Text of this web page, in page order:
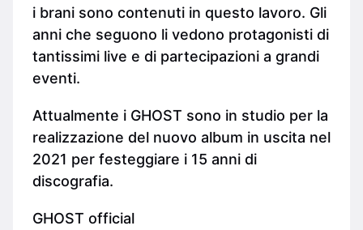
i brani sono contenuti in questo lavoro. Gli
anni che seguono li vedono protagonisti di
tantissimi live e di partecipazioni a grandi
eventi.
Attualmente i GHOST sono in studio per la
realizzazione del nuovo album in uscita nel
2021 per festeggiare i 15 anni di
discografia.
GHOST official